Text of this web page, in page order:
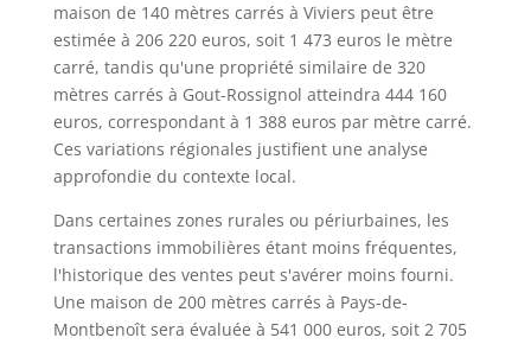
maison de 140 mètres carrés à Viviers peut être
estimée à 206 220 euros, soit 1 473 euros le mètre
carré, tandis qu'une propriété similaire de 320
mètres carrés à Gout-Rossignol atteindra 444 160
euros, correspondant à 1 388 euros par mètre carré.
Ces variations régionales justifient une analyse
approfondie du contexte local.
Dans certaines zones rurales ou périurbaines, les
transactions immobilières étant moins fréquentes,
l'historique des ventes peut s'avérer moins fourni.
Une maison de 200 mètres carrés à Pays-de-
Montbenoît sera évaluée à 541 000 euros, soit 2 705